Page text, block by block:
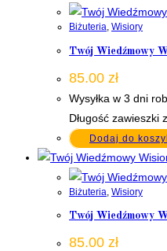
Biżuteria, Wisiory
Twój Wiedźmowy
85.00 zł
Wysyłka w 3 dni
Długość
Dodaj do
Biżuteria Wisiory
Twój Wiedźmowy
85.00 zł